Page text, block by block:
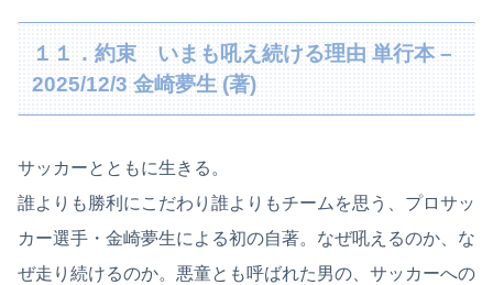
１１．約束 いまも吼え続ける理由 単行本 –
2025/12/3 金崎夢生 (著)
サッカーとともに生きる。
誰よりも勝利にこだわり誰よりもチームを思う、プロサッ
カー選手・金崎夢生による初の自著。なぜ吼えるのか、な
ぜ走り続けるのか。悪童とも呼ばれた男の、サッカーへの